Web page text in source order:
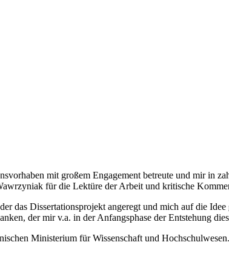
mit großem Engagement betreute und mir in
für die Lektüre der Arbeit und kritische
das Dissertationsprojekt angeregt und mich auf die
der mir v.a. in der Anfangsphase der Entstehung
Ministerium für Wissenschaft und